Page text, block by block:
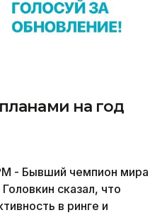
на год
- Бывший чемпион мира
сказал, что
в ринге и